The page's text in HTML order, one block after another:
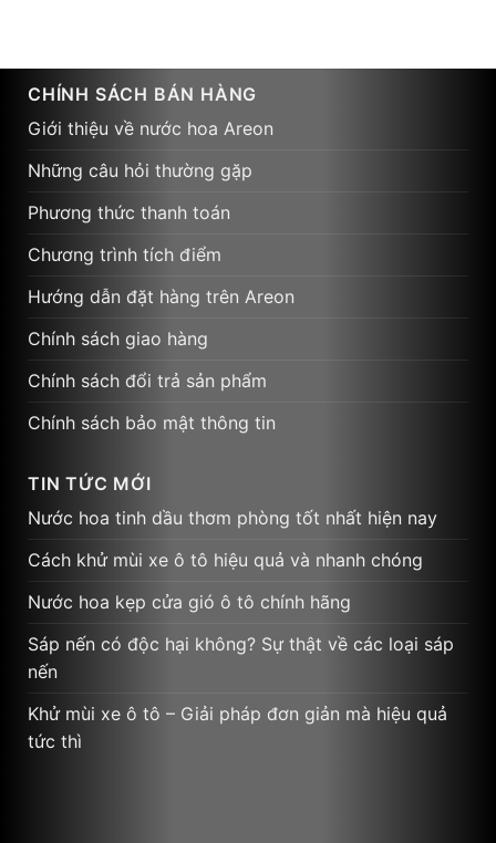
CHÍNH SÁCH BÁN HÀNG
Giới thiệu về nước hoa Areon
Những câu hỏi thường gặp
Phương thức thanh toán
Chương trình tích điểm
Hướng dẫn đặt hàng trên Areon
Chính sách giao hàng
Chính sách đổi trả sản phẩm
Chính sách bảo mật thông tin
TIN TỨC MỚI
Nước hoa tinh dầu thơm phòng tốt nhất hiện nay
Cách khử mùi xe ô tô hiệu quả và nhanh chóng
Nước hoa kẹp cửa gió ô tô chính hãng
Sáp nến có độc hại không? Sự thật về các loại sáp
nến
Khử mùi xe ô tô – Giải pháp đơn giản mà hiệu quả
tức thì